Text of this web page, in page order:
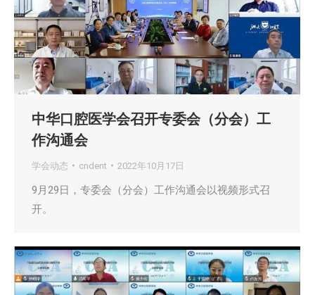
中华口腔医学会召开专委会（分会）工
作沟通会
学会动态 cndent 2022年10月17日
9月29日，专委会（分会）工作沟通会以视频形式召
开。